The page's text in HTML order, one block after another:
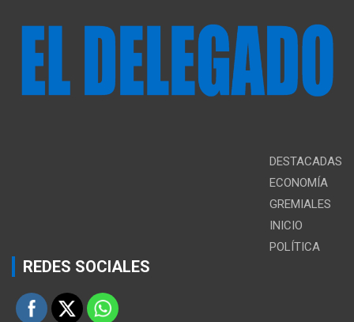
DESTACADAS
ECONOMÍA
GREMIALES
INICIO
POLÍTICA
REDES SOCIALES